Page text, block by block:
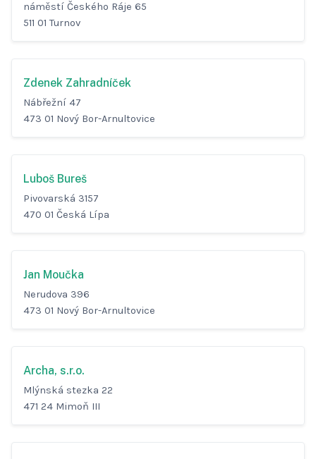
náměstí Českého Ráje 65
511 01 Turnov
Zdenek Zahradníček
Nábřežní 47
473 01 Nový Bor-Arnultovice
Luboš Bureš
Pivovarská 3157
470 01 Česká Lípa
Jan Moučka
Nerudova 396
473 01 Nový Bor-Arnultovice
Archa, s.r.o.
Mlýnská stezka 22
471 24 Mimoň III